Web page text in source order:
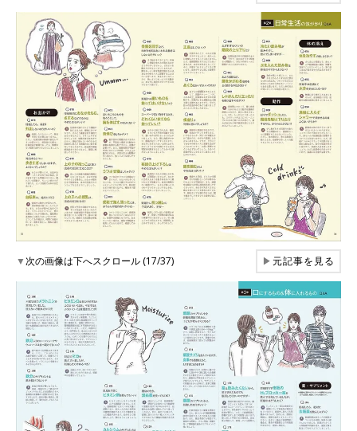
▼次の画像は下へスクロール (17/37) ▶元記事を見る